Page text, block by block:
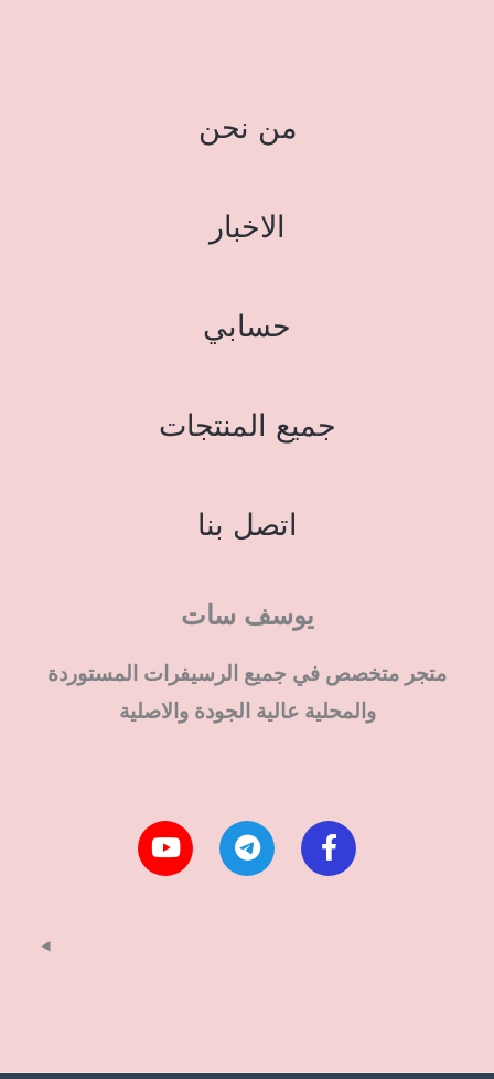
من نحن
الاخبار
حسابي
جميع المنتجات
اتصل بنا
يوسف سات
متجر متخصص في جميع الرسيفرات المستوردة
والمحلية عالية الجودة والاصلية